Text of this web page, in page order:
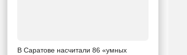
В Саратове насчитали 86 «умных